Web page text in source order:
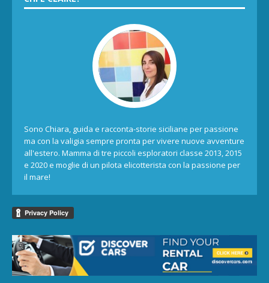
Sono Chiara, guida e racconta-storie siciliane per passione
ma con la valigia sempre pronta per vivere nuove avventure
all'estero. Mamma di tre piccoli esploratori classe 2013, 2015
e 2020 e moglie di un pilota elicotterista con la passione per
il mare!